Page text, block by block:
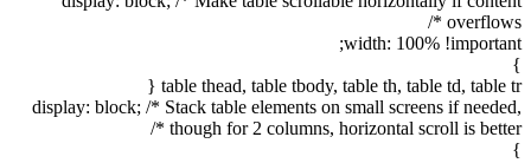
overflows */
width: 100% !important;
}
table thead, table tbody, table th, table td, table tr {
display: block; /* Stack table elements on small screens if needed,
though for 2 columns, horizontal scroll is better */
}